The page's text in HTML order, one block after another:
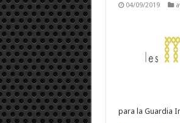
04/09/2019
para la Guardia